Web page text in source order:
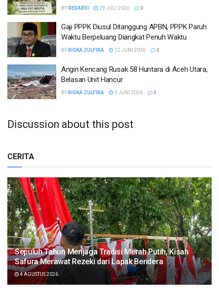
BY REDAKSI 29 JULI 2026 0
Gaji PPPK Diusul Ditanggung APBN, PPPK Paruh
Waktu Berpeluang Diangkat Penuh Waktu
BY RISKA ZULFIRA 12 JUNI 2026 0
Angin Kencang Rusak 58 Huntara di Aceh Utara,
Belasan Unit Hancur
BY RISKA ZULFIRA 3 JUNI 2026 0
Discussion about this post
CERITA
Sepuluh Tahun Menjaga Tradisi Merah Putih, Kisah
Safura Merawat Rezeki dari Lapak Bendera
4 AGUSTUS 2026